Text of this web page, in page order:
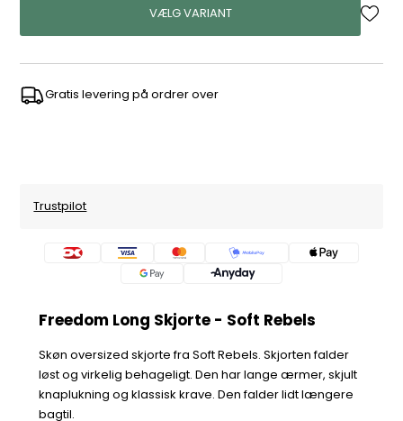
VÆLG VARIANT
Gratis levering på ordrer over
Trustpilot
Freedom Long Skjorte - Soft Rebels
Skøn oversized skjorte fra Soft Rebels. Skjorten falder
løst og virkelig behageligt. Den har lange ærmer, skjult
knaplukning og klassisk krave. Den falder lidt længere
bagtil.